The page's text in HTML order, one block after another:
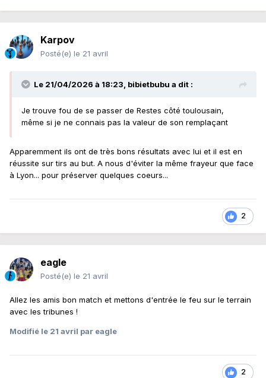
Karpov
Posté(e) le 21 avril
Le 21/04/2026 à 18:23, bibietbubu a dit :
Je trouve fou de se passer de Restes côté toulousain,
même si je ne connais pas la valeur de son remplaçant
Apparemment ils ont de très bons résultats avec lui et il est en
réussite sur tirs au but. A nous d'éviter la même frayeur que face
à Lyon... pour préserver quelques coeurs...
2
eagle
Posté(e) le 21 avril
Allez les amis bon match et mettons d'entrée le feu sur le terrain
avec les tribunes !
Modifié le 21 avril par eagle
2